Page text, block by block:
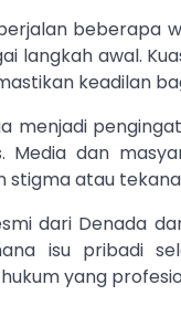
beberapa
langkah awal.
keadilan
menjadi
Media dan
stigma atau
dari Denada
isu pribadi
yang